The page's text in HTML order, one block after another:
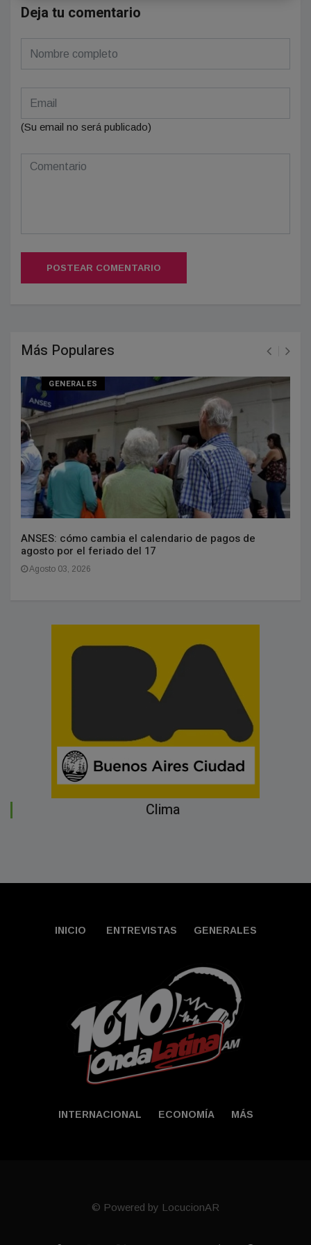
Deja tu comentario
(Su email no será publicado)
POSTEAR COMENTARIO
Más Populares
GENERALES
ANSES: cómo cambia el calendario de pagos de
agosto por el feriado del 17
Agosto 03, 2026
Clima
INICIO ENTREVISTAS GENERALES
INTERNACIONAL ECONOMÍA MÁS
© Powered by LocucionAR